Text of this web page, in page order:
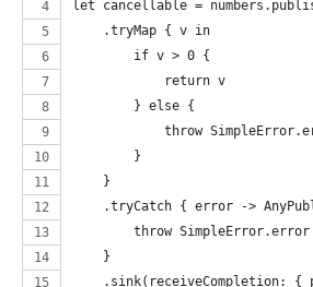
let cancellable =
    .tryMap { v in
        if v > 0 {
            return v
        } else {
throw
        }
    }
.tryCatch { error ->
        throw SimpleError.error
    }
.sink(receiveCompletion: {